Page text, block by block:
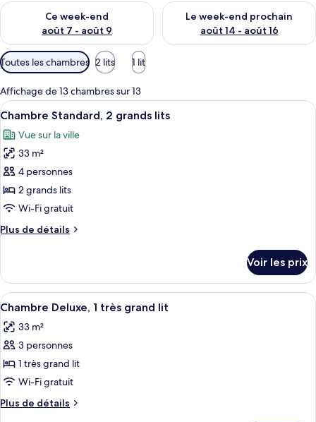
Ce week-end
août 7 - août 9
Vérifier la disponibilité pour ce week-end août 7 - août 9
Le week-end prochain
août 14 - août 16
Vérifier la disponibilité pour
Filtres
disponibles
pour
les
chambres
Toutes les chambres 2 lits 1 lit
Affichage de 13 chambres sur 13
Afficher
toutes
les
photos
pour
ce
type
chambre :
2
grands
lits
Une chambre d’hôtel avec un lit,
2
Chambre Standard, 2 grands lits
Vue sur la ville
33 m²
4 personnes
2 grands lits
Wi-Fi gratuit
Plus de détails
Plus
le
type
de
Chambre
Standard,
grands
lits
Voir les prix
Afficher
toutes
les
photos
pour
ce
type
de
Une chambre d’hôtel avec un lit,
2
Chambre Deluxe, 1 très grand lit
33 m²
3 personnes
1 très grand lit
Wi-Fi gratuit
Plus de détails
Plus